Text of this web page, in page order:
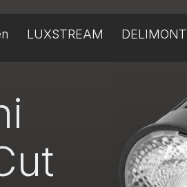
LUXSTREAM DELIMONT